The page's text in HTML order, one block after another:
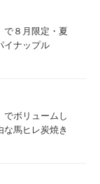
で８月限定・夏
イナップル
でボリュームし
な馬ヒレ炭焼き